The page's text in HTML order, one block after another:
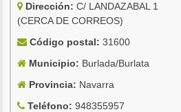
Dirección: C/ LANDAZABAL 1
(CERCA DE CORREOS)
Código postal: 31600
Municipio: Burlada/Burlata
Provincia: Navarra
Teléfono: 948355957